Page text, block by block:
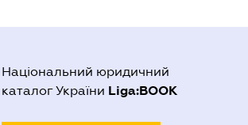
Національний юридичний
каталог України Liga:BOOK